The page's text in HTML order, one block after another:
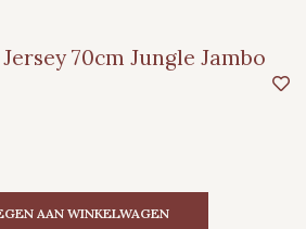
70cm Jungle Jambo
AAN WINKELWAGEN